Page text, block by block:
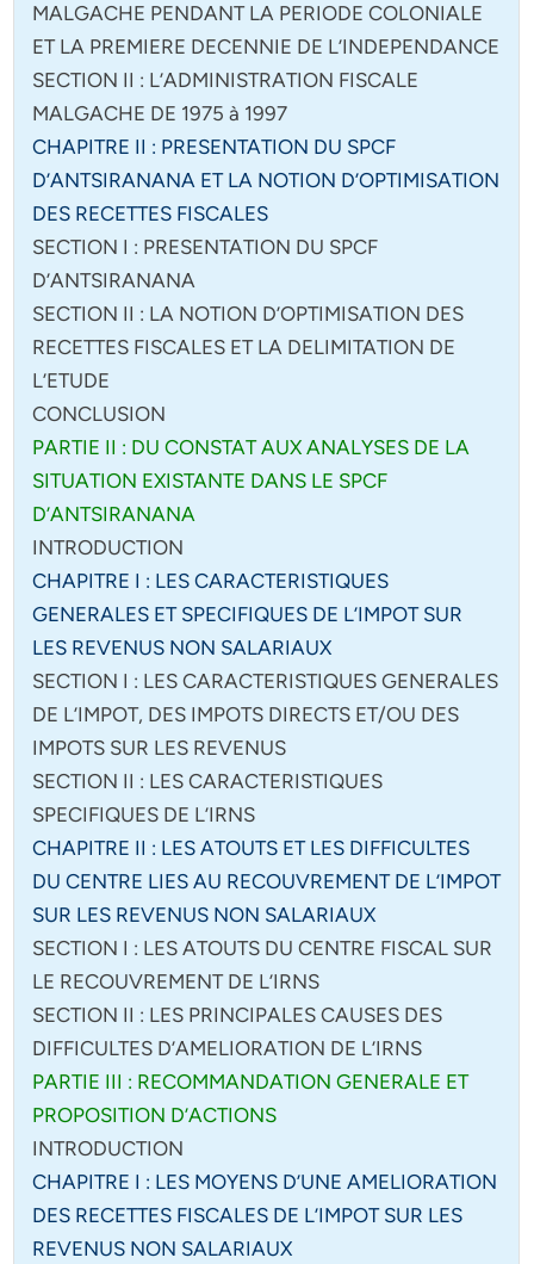
MALGACHE PENDANT LA PERIODE COLONIALE
ET LA PREMIERE DECENNIE DE L’INDEPENDANCE
SECTION II : L’ADMINISTRATION FISCALE
MALGACHE DE 1975 à 1997
CHAPITRE II : PRESENTATION DU SPCF
D’ANTSIRANANA ET LA NOTION D’OPTIMISATION
DES RECETTES FISCALES
SECTION I : PRESENTATION DU SPCF
D’ANTSIRANANA
SECTION II : LA NOTION D’OPTIMISATION DES
RECETTES FISCALES ET LA DELIMITATION DE
L’ETUDE
CONCLUSION
PARTIE II : DU CONSTAT AUX ANALYSES DE LA
SITUATION EXISTANTE DANS LE SPCF
D’ANTSIRANANA
INTRODUCTION
CHAPITRE I : LES CARACTERISTIQUES
GENERALES ET SPECIFIQUES DE L’IMPOT SUR
LES REVENUS NON SALARIAUX
SECTION I : LES CARACTERISTIQUES GENERALES
DE L’IMPOT, DES IMPOTS DIRECTS ET/OU DES
IMPOTS SUR LES REVENUS
SECTION II : LES CARACTERISTIQUES
SPECIFIQUES DE L’IRNS
CHAPITRE II : LES ATOUTS ET LES DIFFICULTES
DU CENTRE LIES AU RECOUVREMENT DE L’IMPOT
SUR LES REVENUS NON SALARIAUX
SECTION I : LES ATOUTS DU CENTRE FISCAL SUR
LE RECOUVREMENT DE L’IRNS
SECTION II : LES PRINCIPALES CAUSES DES
DIFFICULTES D’AMELIORATION DE L’IRNS
PARTIE III : RECOMMANDATION GENERALE ET
PROPOSITION D’ACTIONS
INTRODUCTION
CHAPITRE I : LES MOYENS D’UNE AMELIORATION
DES RECETTES FISCALES DE L’IMPOT SUR LES
REVENUS NON SALARIAUX